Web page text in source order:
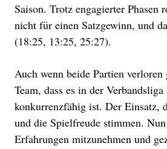
Saison. Trotz engagierter Phasen
nicht für einen Satzgewinn, und
(18:25, 13:25, 25:27).
Auch wenn beide Partien verloren
Team, dass es in der
konkurrenzfähig ist. Der Einsatz,
und die Spielfreude stimmen.
Erfahrungen mitzunehmen und